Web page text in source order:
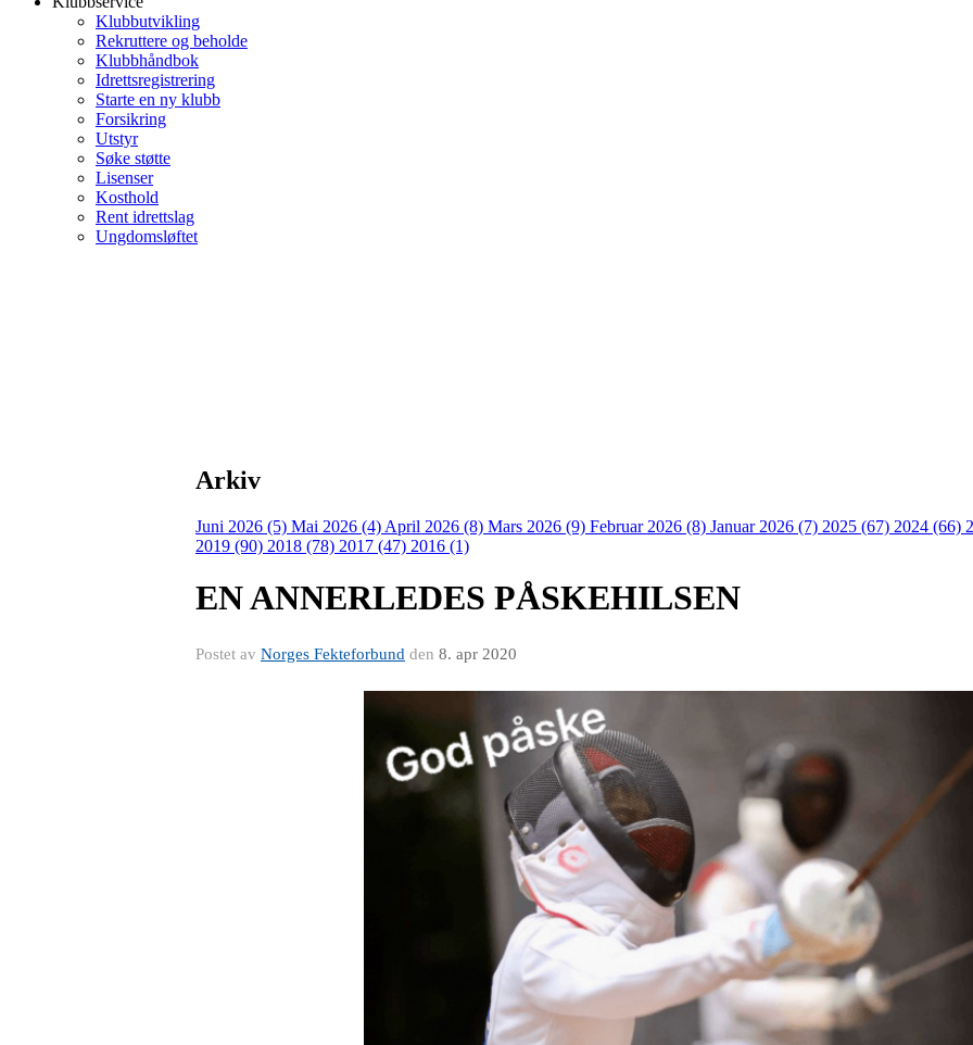
Klubbutvikling
Rekruttere og beholde
Klubbhåndbok
Idrettsregistrering
Starte en ny klubb
Forsikring
Utstyr
Søke støtte
Lisenser
Kosthold
Rent idrettslag
Ungdomsløftet
Arkiv
Juni 2026 (5) Mai 2026 (4) April 2026 (8) Mars 2026 (9) Februar 2026 (8) Januar 2026 (7) 2025 (67) 2024 (66)
2019 (90) 2018 (78) 2017 (47) 2016 (1)
EN ANNERLEDES PÅSKEHILSEN
Postet av Norges Fekteforbund den 8. apr 2020